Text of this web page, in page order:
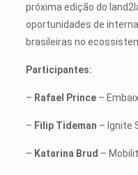
próxima edição do
oportunidades de
brasileiras no
Participantes:
– Rafael Prince–
– Filip Tideman – Ignite
– Katarina Brud –